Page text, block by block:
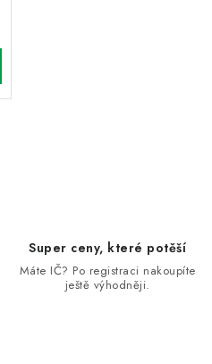
Super ceny, které potěší
Máte IČ? Po registraci nakoupíte
ještě výhodněji.